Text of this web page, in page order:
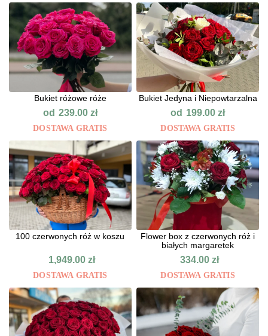
Bukiet różowe róże
od 239.00 zł
DOSTAWA GRATIS
Bukiet Jedyna i Niepowtarzalna
od 199.00zł
DOSTAWA GRATIS
100 czerwonych róż w koszu
1,949.00zł
DOSTAWA GRATIS
Flower box z czerwonych róż i
białych margaretek
334.00zł
DOSTAWA GRATIS